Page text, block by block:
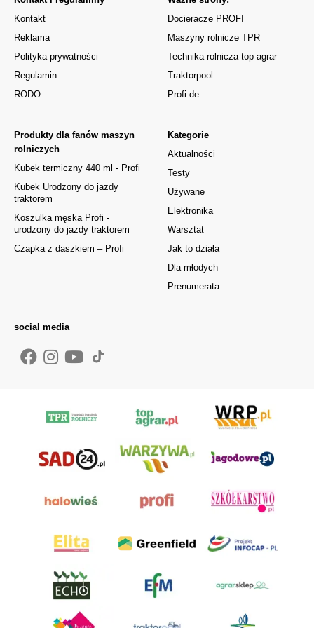
Kontakt
Reklama
Polityka prywatności
Regulamin
RODO
Kategorie
Aktualności
Testy
Używane
Elektronika
Warsztat
Jak to działa
Dla młodych
Prenumerata
Produkty dla fanów maszyn
rolniczych
Kubek termiczny 440 ml - Profi
Kubek Urodzony do jazdy
traktorem
Koszulka męska Profi -
urodzony do jazdy traktorem
Czapka z daszkiem – Profi
Docieracze PROFI
Maszyny rolnicze TPR
Technika rolnicza top agrar
Traktorpool
Profi.de
social media